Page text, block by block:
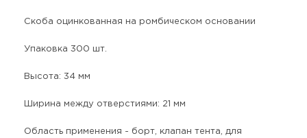
Скоба оцинкованная на ромбическом основании
Упаковка 300 шт.
Высота: 34 мм
Ширина между отверстиями: 21 мм
Область применения - борт, клапан тента, для